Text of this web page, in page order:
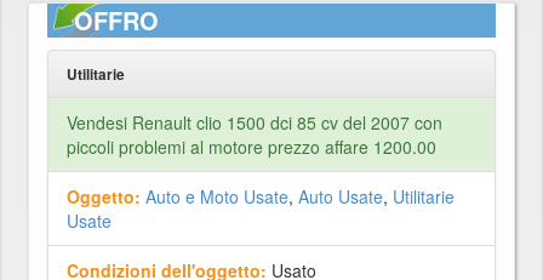
OFFRO
Utilitarie
Vendesi Renault clio 1500 dci 85 cv del 2007 con
piccoli problemi al motore prezzo affare 1200.00
Oggetto: Auto e Moto Usate, Auto Usate, Utilitarie
Usate
Condizioni dell'oggetto: Usato